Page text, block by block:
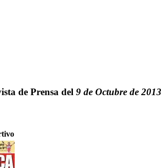
de Prensa del 9 de Octubre de 2013